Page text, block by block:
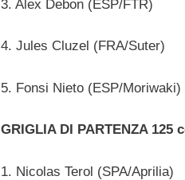
3. Alex Debon (ESP/FTR)
4. Jules Cluzel (FRA/Suter)
5. Fonsi Nieto (ESP/Moriwaki)
GRIGLIA DI PARTENZA 125
1. Nicolas Terol (SPA/Aprilia)